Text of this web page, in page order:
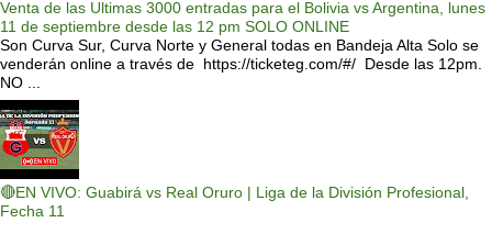
Venta de las Ultimas 3000 entradas para el Bolivia vs Argentina, lunes
11 de septiembre desde las 12 pm SOLO ONLINE
Son Curva Sur, Curva Norte y General todas en Bandeja Alta Solo se
venderán online a través de https://ticketeg.com/#/ Desde las 12pm.
NO ...
🔴EN VIVO: Guabirá vs Real Oruro | Liga de la División Profesional,
Fecha 11